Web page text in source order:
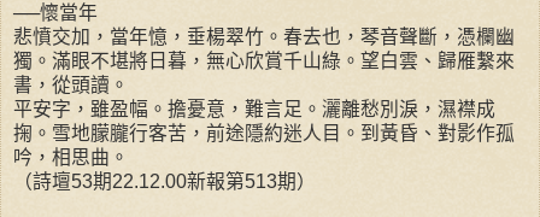
──懷當年
悲憤交加，當年憶，垂楊翠竹。春去也，琴音聲斷，憑欄幽
獨。滿眼不堪將日暮，無心欣賞千山綠。望白雲、歸雁繫來
書，從頭讀。
平安字，雖盈幅。擔憂意，難言足。灑離愁別淚，濕襟成
掬。雪地朦朧行客苦，前途隱約迷人目。到黃昏、對影作孤
吟，相思曲。
（詩壇53期22.12.00新報第513期）